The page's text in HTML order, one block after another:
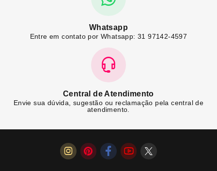
Whatsapp
Entre em contato por Whatsapp: 31 97142-4597
Central de Atendimento
Envie sua dúvida, sugestão ou reclamação pela central de
atendimento.